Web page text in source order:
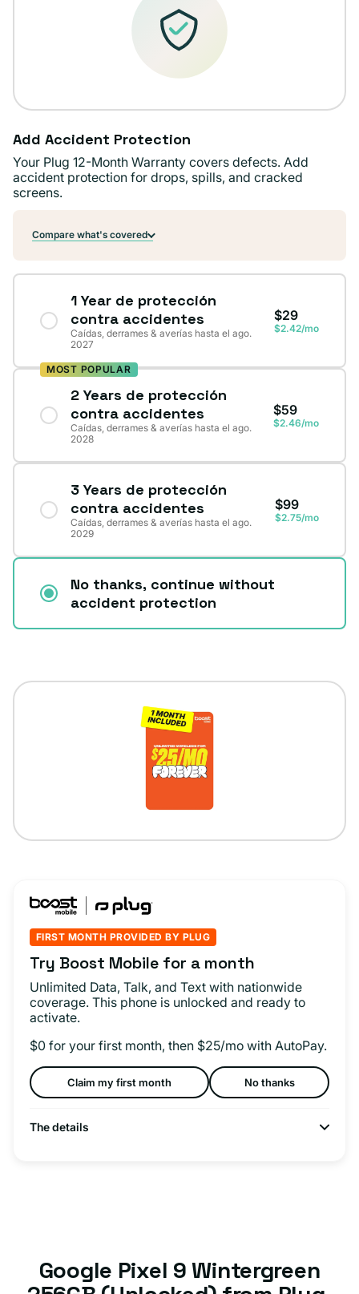
Add Accident Protection
Your Plug 12-Month Warranty covers defects. Add
accident protection for drops, spills, and cracked
screens.
Compare what's covered
1 Year de protección
contra accidentes
Caídas, derrames & averías hasta el ago.
2027
$29
$2.42/mo
MOST POPULAR
2 Years de protección
contra accidentes
Caídas, derrames & averías hasta el ago.
2028
$59
$2.46/mo
3 Years de protección
contra accidentes
Caídas, derrames & averías hasta el ago.
2029
$99
$2.75/mo
No thanks, continue without
accident protection
FIRST MONTH PROVIDED BY PLUG
Try Boost Mobile for a month
Unlimited Data, Talk, and Text with nationwide
coverage. This phone is unlocked and ready to
activate.
$0 for your first month, then $25/mo with AutoPay.
Claim my first month No thanks
The details
Google Pixel 9 Wintergreen